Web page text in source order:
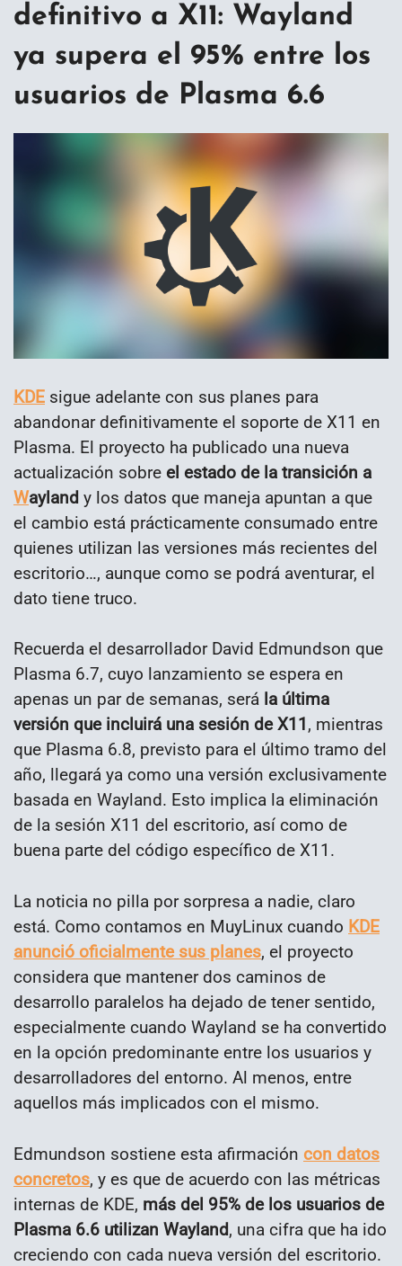
definitivo a X11: Wayland
ya supera el 95% entre los
usuarios de Plasma 6.6
KDE sigue adelante con sus planes para
abandonar definitivamente el soporte de X11 en
Plasma. El proyecto ha publicado una nueva
actualización sobre el estado de la transición a
Wayland y los datos que maneja apuntan a que
el cambio está prácticamente consumado entre
quienes utilizan las versiones más recientes del
escritorio…, aunque como se podrá aventurar, el
dato tiene truco.
Recuerda el desarrollador David Edmundson que
Plasma 6.7, cuyo lanzamiento se espera en
apenas un par de semanas, será la última
versión que incluirá una sesión de X11, mientras
que Plasma 6.8, previsto para el último tramo del
año, llegará ya como una versión exclusivamente
basada en Wayland. Esto implica la eliminación
de la sesión X11 del escritorio, así como de
buena parte del código específico de X11.
La noticia no pilla por sorpresa a nadie, claro
está. Como contamos en MuyLinux cuando KDE
anunció oficialmente sus planes, el proyecto
considera que mantener dos caminos de
desarrollo paralelos ha dejado de tener sentido,
especialmente cuando Wayland se ha convertido
en la opción predominante entre los usuarios y
desarrolladores del entorno. Al menos, entre
aquellos más implicados con el mismo.
Edmundson sostiene esta afirmación con datos
concretos, y es que de acuerdo con las métricas
internas de KDE, más del 95% de los usuarios de
Plasma 6.6 utilizan Wayland, una cifra que ha ido
creciendo con cada nueva versión del escritorio.